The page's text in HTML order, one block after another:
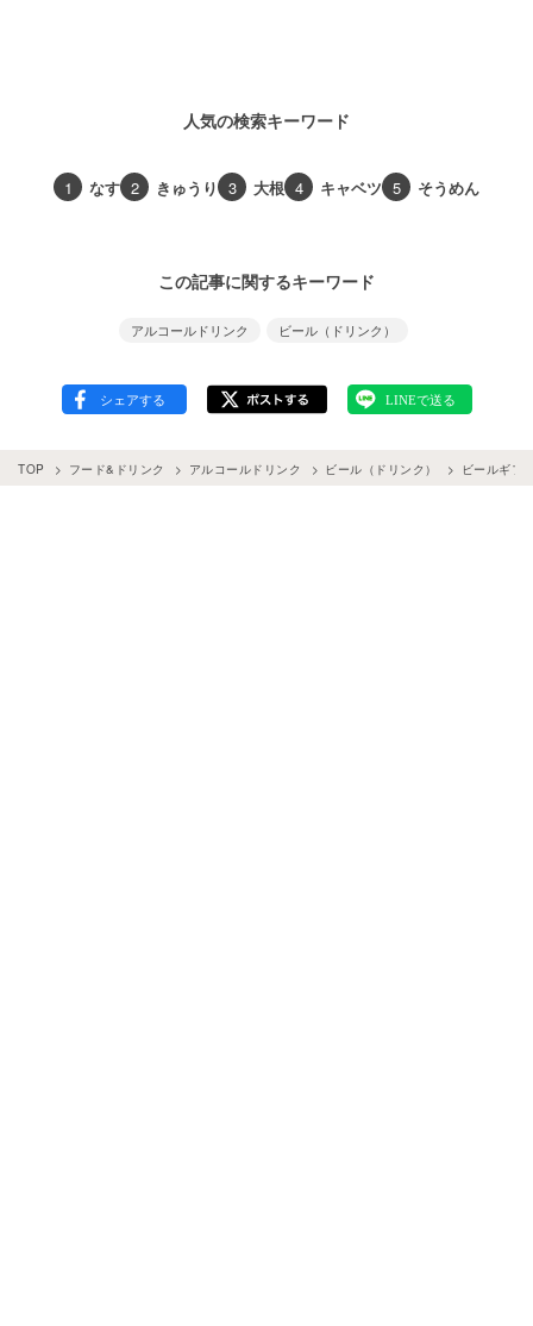
人気の検索キーワード
1 なす 2 きゅうり 3 大根 4 キャベツ 5 そうめん
この記事に関するキーワード
アルコールドリンク ビール（ドリンク）
TOP フード&ドリンク アルコールドリンク ビール（ドリンク） ビールギフ